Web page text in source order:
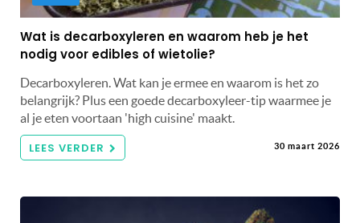
Wat is decarboxyleren en waarom heb je het
nodig voor edibles of wietolie?
Decarboxyleren. Wat kan je ermee en waarom is het zo
belangrijk? Plus een goede decarboxyleer-tip waarmee je
al je eten voortaan 'high cuisine' maakt.
LEES VERDER 30 maart 2026